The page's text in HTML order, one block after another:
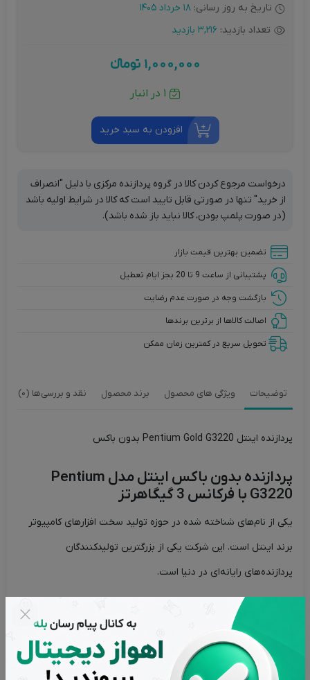
تاریخ به روز رسانی: 18 خرداد 1405
تعداد بازدید: 3,216 بازدید
1,000,000 تومانءء
1 در انبار
افزودن به سبد خرید
درخواست مرجوع کردن کالا در گروه پردازنده مرکزی با دلیل "انصراف
از خرید" تنها در صورتی قابل تایید است که کالا در شرایط اولیه باشد
(در صورت پلمپ بودن، کالا نباید باز شده باشد).
تضمین بهترین قیمت بازار
پشتیبانی از ساعت 9 تا 20 بجز ایام تعطیل
بازگشت وجه در صورت عدم رضایت
اصالت کالاها از برترین برندها
تحویل سریع در کمترین زمان ممکن
توضیحات ویژگی های محصول برند محصول نقد و بررسی‌ها (0)
پردازنده اینتل Pentium Gold G3220 بدون باکس
پردازنده بدون باکس اینتل مدل Pentium
G3220 با فرکانس 3 گیگاهرتز
یکی از نام‌های شناخته شده در حوزه تولید سخت افزارهای کامپیوتر
برند اینتل است. این شرکت یکی از بزرگترین تولیدکنندگان
پردازنده‌های رایانه‌ای در دنیا است.
شرکت اینتل در زمینه توسعه و تولید پردازنده‌های مرکزی و گرافیکی
برای رایانه‌ها، سرورها و دستگاه‌های مختلف فعالیت می‌کند. سری
پردازنده‌های پنتیوم (Pentium) یکی از سری‌های محبوب و پرفروش